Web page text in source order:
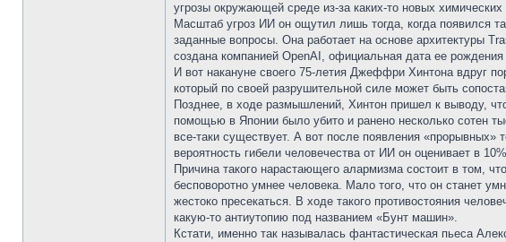
угрозы окружающей среде из-за каких-то новых химических
Масштаб угроз ИИ он ощутил лишь тогда, когда появился
заданные вопросы. Она работает на основе архитектуры
создана компанией OpenAI, официальная дата ее рождения
И вот накануне своего 75-летия Джеффри Хинтона вдруг
который по своей разрушительной силе может быть
Позднее, в ходе размышлений, Хинтон пришел к выводу,
помощью в Японии было убито и ранено несколько сотен
все-таки существует. А вот после появления «прорывных»
вероятность гибели человечества от ИИ он оценивает в
Причина такого нарастающего алармизма состоит в том,
бесповоротно умнее человека. Мало того, что он станет
жестоко пресекаться. В ходе такого противостояния
какую-то антиутопию под названием «Бунт машин».
Кстати, именно так называлась фантастическая пьеса